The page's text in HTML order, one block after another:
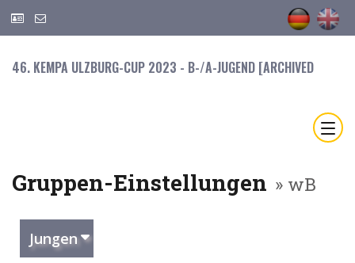
46. KEMPA ULZBURG-CUP 2023 - B-/A-JUGEND [ARCHIVED
Gruppen-Einstellungen » wB
Jungen